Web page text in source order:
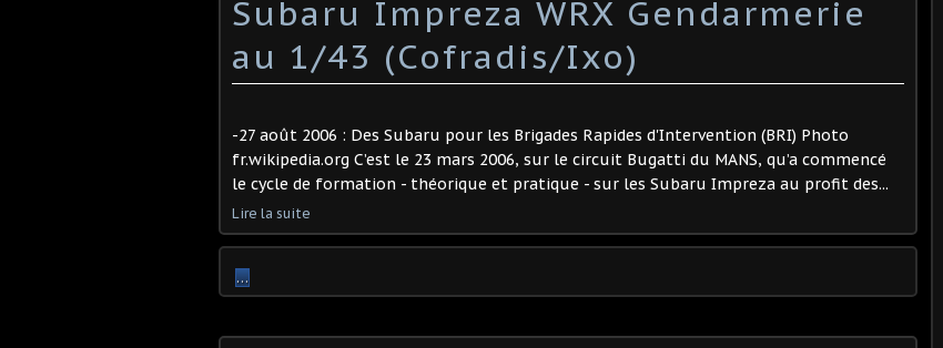
Subaru Impreza WRX Gendarmerie
au 1/43 (Cofradis/Ixo)
-27 août 2006 : Des Subaru pour les Brigades Rapides d'Intervention (BRI) Photo
fr.wikipedia.org C’est le 23 mars 2006, sur le circuit Bugatti du MANS, qu’a commencé
le cycle de formation - théorique et pratique - sur les Subaru Impreza au profit des...
Lire la suite
…